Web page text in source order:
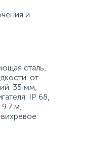
и
сталь,
от
35 мм,
IP 68,
м,